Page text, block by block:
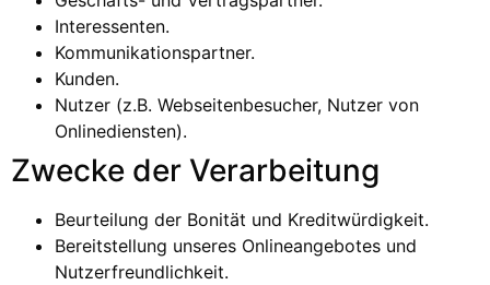
Interessenten.
Kommunikationspartner.
Kunden.
Nutzer (z.B. Webseitenbesucher, Nutzer von
Onlinediensten).
Zwecke der Verarbeitung
Beurteilung der Bonität und Kreditwürdigkeit.
Bereitstellung unseres Onlineangebotes und
Nutzerfreundlichkeit.